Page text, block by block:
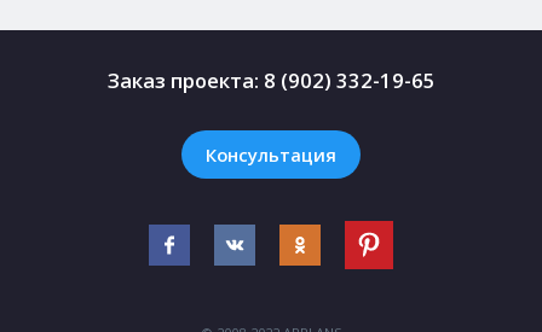
Заказ проекта: 8 (902) 332-19-65
Консультация